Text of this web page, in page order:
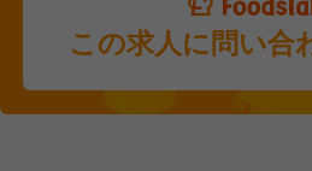
この求人に問い合